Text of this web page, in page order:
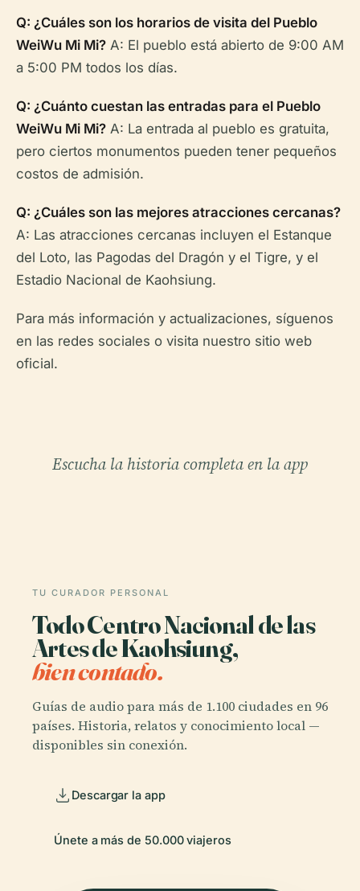
Q: ¿Cuáles son los horarios de visita del Pueblo
WeiWu Mi Mi? A: El pueblo está abierto de 9:00 AM
a 5:00 PM todos los días.
Q: ¿Cuánto cuestan las entradas para el Pueblo
WeiWu Mi Mi? A: La entrada al pueblo es gratuita,
pero ciertos monumentos pueden tener pequeños
costos de admisión.
Q: ¿Cuáles son las mejores atracciones cercanas?
A: Las atracciones cercanas incluyen el Estanque
del Loto, las Pagodas del Dragón y el Tigre, y el
Estadio Nacional de Kaohsiung.
Para más información y actualizaciones, síguenos
en las redes sociales o visita nuestro sitio web
oficial.
Escucha la historia completa en la app
TU CURADOR PERSONAL
Todo Centro Nacional de las
Artes de Kaohsiung,
bien contado.
Guías de audio para más de 1.100 ciudades en 96
países. Historia, relatos y conocimiento local —
disponibles sin conexión.
Descargar la app
Únete a más de 50.000 viajeros